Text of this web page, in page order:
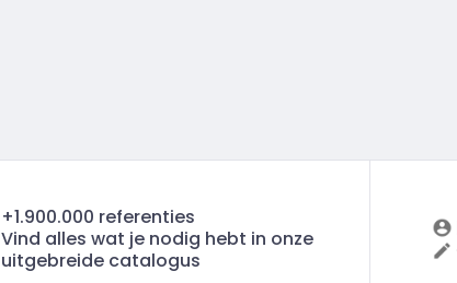
+1.900.000 referenties
Vind alles wat je nodig hebt in onze
uitgebreide catalogus